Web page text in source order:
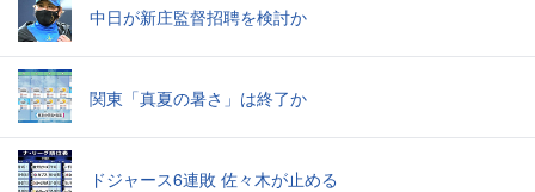
中日が新庄監督招聘を検討か
関東「真夏の暑さ」は終了か
ドジャース6連敗 佐々木が止める